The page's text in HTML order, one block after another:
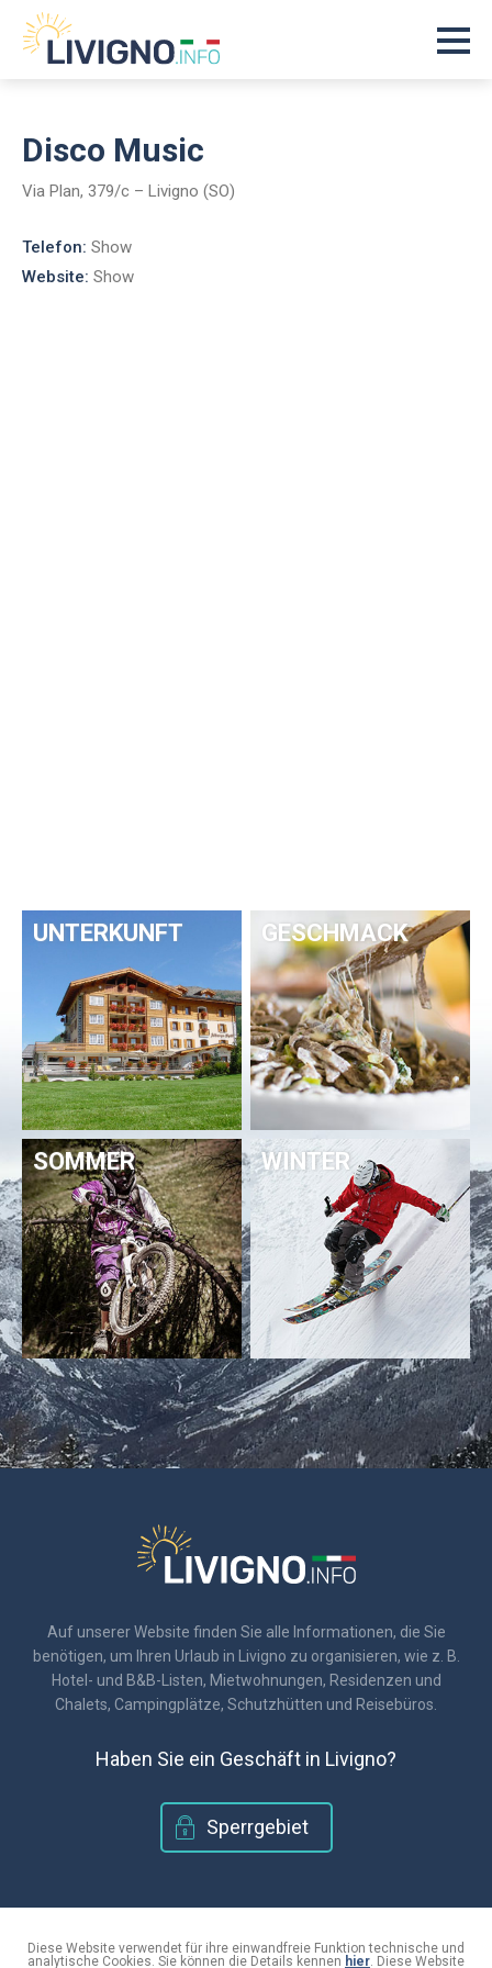
Disco Music
Via Plan, 379/c – Livigno (SO)
Telefon: Show
Website: Show
UNTERKUNFT GESCHMACK
SOMMER WINTER
Auf unserer Website finden Sie alle Informationen, die Sie
benötigen, um Ihren Urlaub in Livigno zu organisieren, wie z. B.
Hotel- und B&B-Listen, Mietwohnungen, Residenzen und
Chalets, Campingplätze, Schutzhütten und Reisebüros.
Haben Sie ein Geschäft in Livigno?
Sperrgebiet
© 2018 - Livigno.info | C.F. 920171601410
Diese Website verwendet für ihre einwandfreie Funktion technische und
analytische Cookies. Sie können die Details kennen hier. Diese Website